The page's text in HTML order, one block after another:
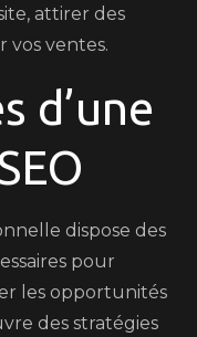
attirer des
ventes.
d’une
dispose des
pour
les opportunités
des stratégies